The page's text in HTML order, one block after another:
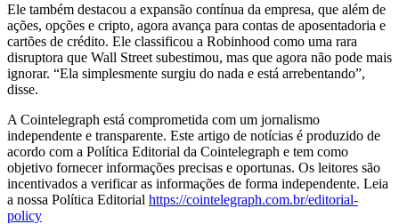
Ele também destacou a expansão contínua da empresa, que além de
ações, opções e cripto, agora avança para contas de aposentadoria e
cartões de crédito. Ele classificou a Robinhood como uma rara
disruptora que Wall Street subestimou, mas que agora não pode mais
ignorar. “Ela simplesmente surgiu do nada e está arrebentando”,
disse.
A Cointelegraph está comprometida com um jornalismo
independente e transparente. Este artigo de notícias é produzido de
acordo com a Política Editorial da Cointelegraph e tem como
objetivo fornecer informações precisas e oportunas. Os leitores são
incentivados a verificar as informações de forma independente. Leia
a nossa Política Editorial https://cointelegraph.com.br/editorial-
policy